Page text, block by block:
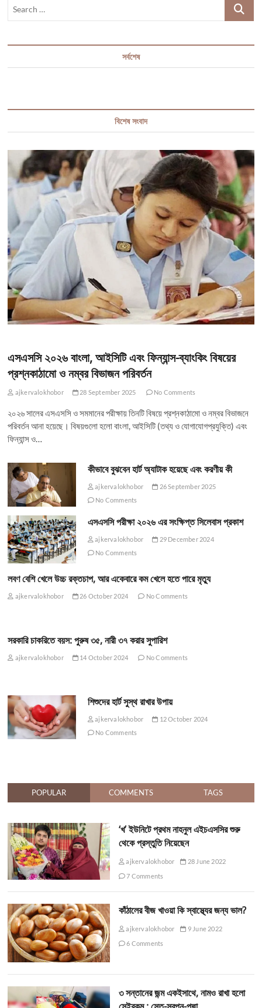
Search
সর্বশেষ
বিশেষ সংবাদ
এসএসসি ২০২৬ বাংলা, আইসিটি এবং ফিন্যান্স-ব্যাংকিং বিষয়ের
প্রশ্নকাঠামো ও নম্বর বিভাজন পরিবর্তন
ajkervalokhobor 28 September 2025 No Comments
২০২৬ সালের এসএসসি ও সমমানের পরীক্ষায় তিনটি বিষয়ে প্রশ্নকাঠামো ও নম্বর বিভাজনে
পরিবর্তন আনা হয়েছে। বিষয়গুলো হলো বাংলা, আইসিটি (তথ্য ও যোগাযোগপ্রযুক্তি) এবং
ফিন্যান্স ও…
কীভাবে বুঝবেন হার্ট অ্যাটাক হয়েছে এবং করণীয় কী
ajkervalokhobor
26 September 2025
No Comments
এসএসসি পরীক্ষা ২০২৬ এর সংক্ষিপ্ত সিলেবাস প্রকাশ
ajkervalokhobor
29 December 2024
No Comments
লবণ বেশি খেলে উচ্চ রক্তচাপ, আর একেবারে কম খেলে হতে পারে মৃত্যু
ajkervalokhobor 26 October 2024 No Comments
সরকারি চাকরিতে বয়স: পুরুষ ৩৫, নারী ৩৭ করার সুপারিশ
ajkervalokhobor 14 October 2024 No Comments
শিশুদের হার্ট সুস্থ রাখার উপায়
ajkervalokhobor
12 October 2024
No Comments
POPULAR COMMENTS TAGS
‘খ’ ইউনিটে প্রথম নাহনুল এইচএসসির শুরু
থেকে প্রস্তুতি নিয়েছেন
ajkervalokhobor
28 June 2022
7 Comments
কাঁঠালের বীজ খাওয়া কি স্বাস্থ্যের জন্য ভাল?
ajkervalokhobor
9 June 2022
6 Comments
৩ সন্তানের জন্ম একইসাথে, নামও রাখা হলো